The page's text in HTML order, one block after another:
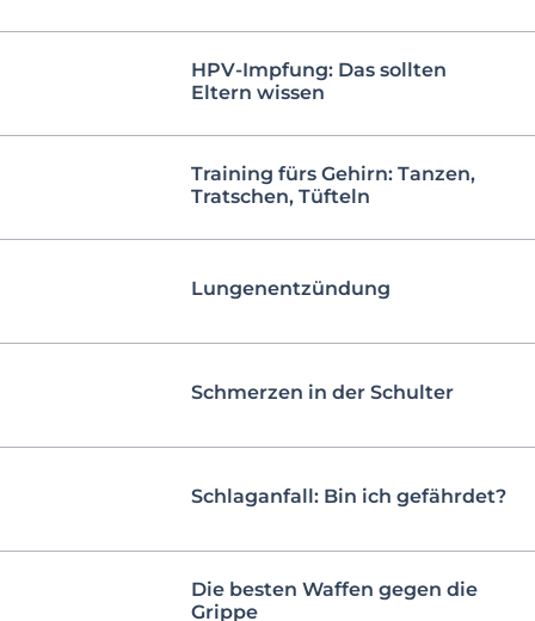
HPV-Impfung: Das sollten
Eltern wissen
Training fürs Gehirn: Tanzen,
Tratschen, Tüfteln
Lungenentzündung
Schmerzen in der Schulter
Schlaganfall: Bin ich gefährdet?
Die besten Waffen gegen die
Grippe